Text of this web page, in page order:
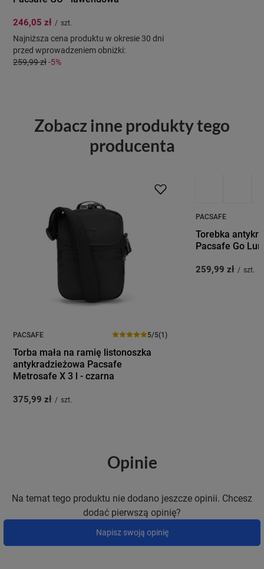
246,05 zł / szt.
Najniższa cena produktu w okresie 30 dni
przed wprowadzeniem obniżki:
259,99 zł-5%
Zobacz inne produkty tego
producenta
PACSAFE 5/5(1)
Torba mała na ramię listonoszka
antykradzieżowa Pacsafe
Metrosafe X 3 l - czarna
375,99 zł / szt.
PACSAFE
Torebka
Pacsafe Go
259,99 zł / szt.
Opinie
Na temat tego produktu nie dodano jeszcze opinii. Chcesz
dodać pierwszą opinię?
Napisz swoją opinię